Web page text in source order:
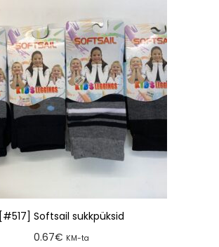
[#517] Softsail sukkpüksid
0.67€ KM-ta